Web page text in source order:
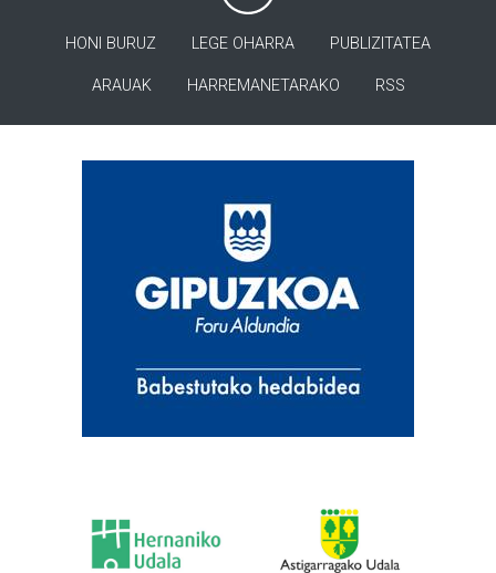
HONI BURUZ LEGE OHARRA PUBLIZITATEA
ARAUAK HARREMANETARAKO RSS